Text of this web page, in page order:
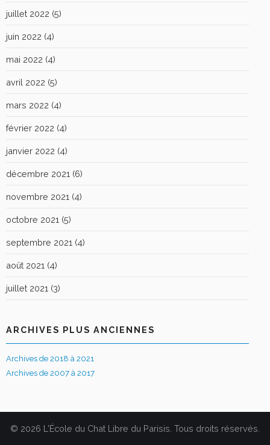
juillet 2022 (5)
juin 2022 (4)
mai 2022 (4)
avril 2022 (5)
mars 2022 (4)
février 2022 (4)
janvier 2022 (4)
décembre 2021 (6)
novembre 2021 (4)
octobre 2021 (5)
septembre 2021 (4)
août 2021 (4)
juillet 2021 (3)
ARCHIVES PLUS ANCIENNES
Archives de 2018 à 2021
Archives de 2007 à 2017
© 2026 L'École du Chat Libre du Parisis. Tous droits réservés.